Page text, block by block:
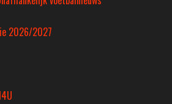
2026/2027